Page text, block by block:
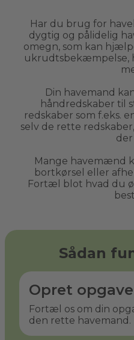
Har du brug for
dygtig og pålidelig
omegn, som kan
ukrudtsbekæmpelse,
Din havemand
håndredskaber til
redskaber som f.eks.
selv de rette
der
Mange havemænd
bortkørsel eller
Fortæl blot hvad du
Sådan
Opret opgave
Fortæl os om din
den rette havemand.